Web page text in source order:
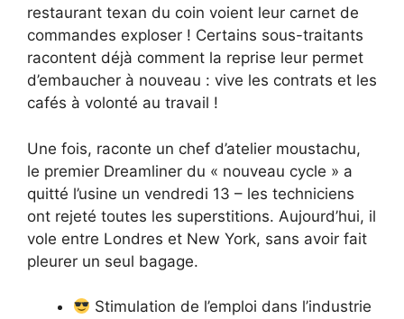
restaurant texan du coin voient leur carnet de
commandes exploser ! Certains sous-traitants
racontent déjà comment la reprise leur permet
d’embaucher à nouveau : vive les contrats et les
cafés à volonté au travail !
Une fois, raconte un chef d’atelier moustachu,
le premier Dreamliner du « nouveau cycle » a
quitté l’usine un vendredi 13 – les techniciens
ont rejeté toutes les superstitions. Aujourd’hui, il
vole entre Londres et New York, sans avoir fait
pleurer un seul bagage.
Stimulation de l’emploi dans l’industrie